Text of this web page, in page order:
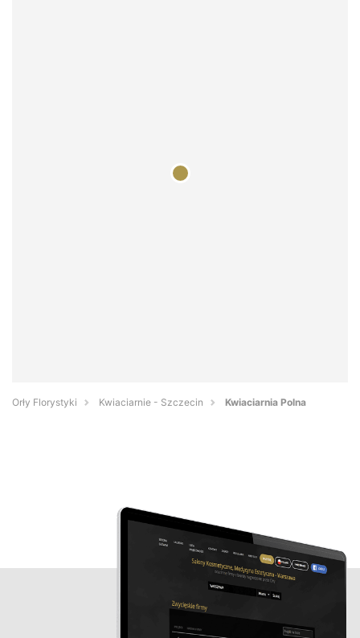
Orły Florystyki Kwiaciarnie - Szczecin Kwiaciarnia Polna